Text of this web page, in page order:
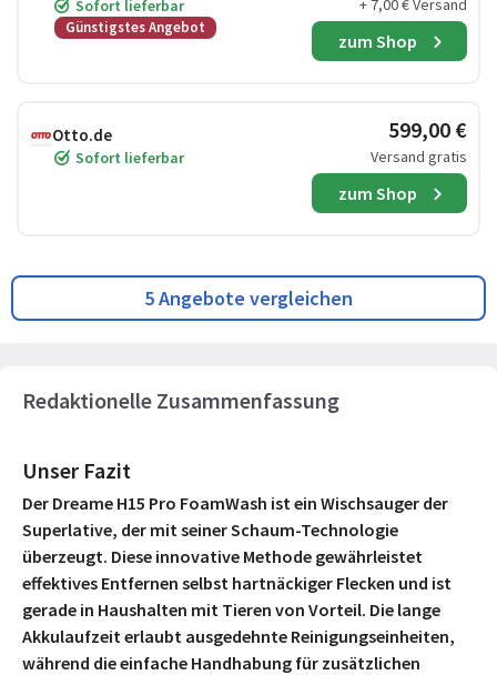
Sofort lieferbar
Günstigstes Angebot
+ 7,00 € Versand
zum Shop
Otto.de
Sofort lieferbar
599,00 €
Versand gratis
zum Shop
5 Angebote vergleichen
Redaktionelle Zusammenfassung
Unser Fazit
Der Dreame H15 Pro FoamWash ist ein Wischsauger der
Superlative, der mit seiner Schaum-Technologie
überzeugt. Diese innovative Methode gewährleistet
effektives Entfernen selbst hartnäckiger Flecken und ist
gerade in Haushalten mit Tieren von Vorteil. Die lange
Akkulaufzeit erlaubt ausgedehnte Reinigungseinheiten,
während die einfache Handhabung für zusätzlichen